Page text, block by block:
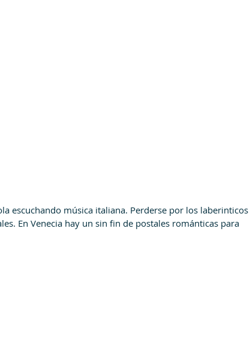
escuchando música italiana. Perderse por los laberinticos
En Venecia hay un sin fin de postales románticas para